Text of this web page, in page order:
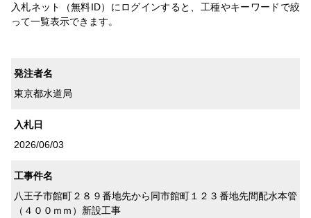
入札ネット（無料ID）にログインすると、工種やキーワードで絞
って一覧表示できます。
発注者名
東京都水道局
入札日
2026/06/03
工事件名
八王子市館町２８９番地先から同市館町１２３番地先間配水本管
（４００ｍｍ）新設工事